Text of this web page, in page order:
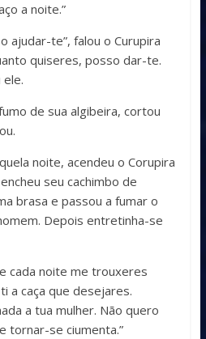
a noite.”
ajudar-te”, falou o Curupira
quiseres, posso dar-te.
ele.
de sua algibeira, cortou
noite, acendeu o Corupira
seu cachimbo de
brasa e passou a fumar o
Depois entretinha-se
cada noite me trouxeres
a caça que desejares.
a tua mulher. Não quero
tornar-se ciumenta.”